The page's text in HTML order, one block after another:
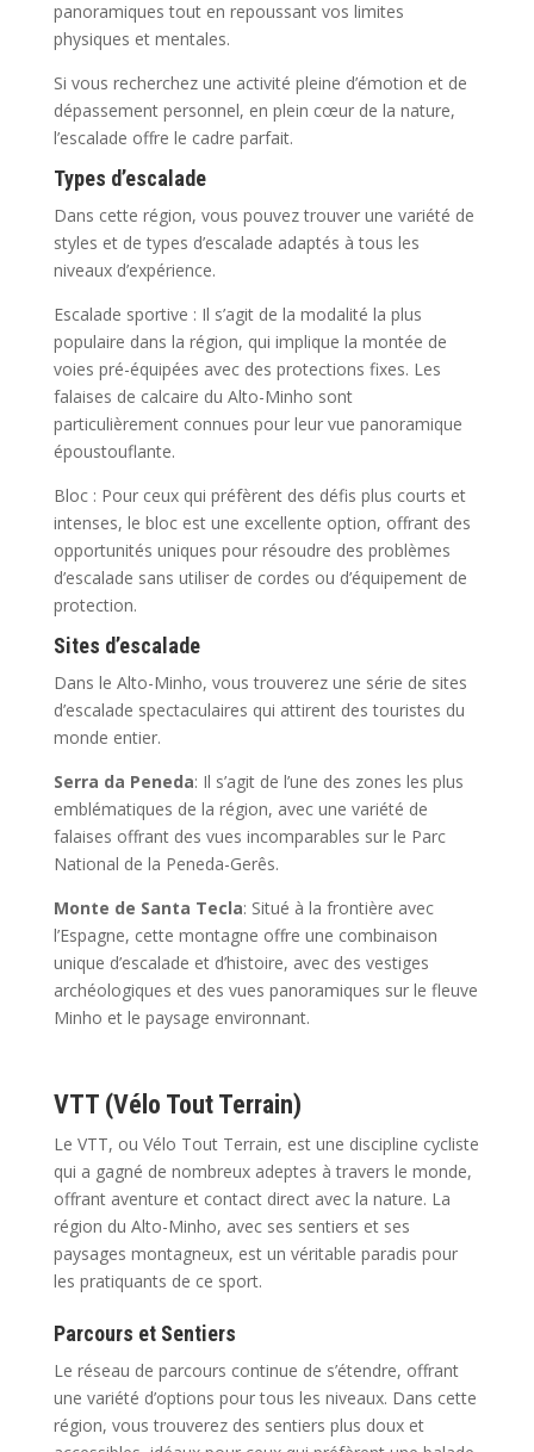
panoramiques tout en repoussant vos limites
physiques et mentales.
Si vous recherchez une activité pleine d’émotion et de
dépassement personnel, en plein cœur de la nature,
l’escalade offre le cadre parfait.
Types d’escalade
Dans cette région, vous pouvez trouver une variété de
styles et de types d’escalade adaptés à tous les
niveaux d’expérience.
Escalade sportive : Il s’agit de la modalité la plus
populaire dans la région, qui implique la montée de
voies pré-équipées avec des protections fixes. Les
falaises de calcaire du Alto-Minho sont
particulièrement connues pour leur vue panoramique
époustouflante.
Bloc : Pour ceux qui préfèrent des défis plus courts et
intenses, le bloc est une excellente option, offrant des
opportunités uniques pour résoudre des problèmes
d’escalade sans utiliser de cordes ou d’équipement de
protection.
Sites d’escalade
Dans le Alto-Minho, vous trouverez une série de sites
d’escalade spectaculaires qui attirent des touristes du
monde entier.
Serra da Peneda: Il s’agit de l’une des zones les plus
emblématiques de la région, avec une variété de
falaises offrant des vues incomparables sur le Parc
National de la Peneda-Gerês.
Monte de Santa Tecla: Situé à la frontière avec
l’Espagne, cette montagne offre une combinaison
unique d’escalade et d’histoire, avec des vestiges
archéologiques et des vues panoramiques sur le fleuve
Minho et le paysage environnant.
VTT (Vélo Tout Terrain)
Le VTT, ou Vélo Tout Terrain, est une discipline cycliste
qui a gagné de nombreux adeptes à travers le monde,
offrant aventure et contact direct avec la nature. La
région du Alto-Minho, avec ses sentiers et ses
paysages montagneux, est un véritable paradis pour
les pratiquants de ce sport.
Parcours et Sentiers
Le réseau de parcours continue de s’étendre, offrant
une variété d’options pour tous les niveaux. Dans cette
région, vous trouverez des sentiers plus doux et